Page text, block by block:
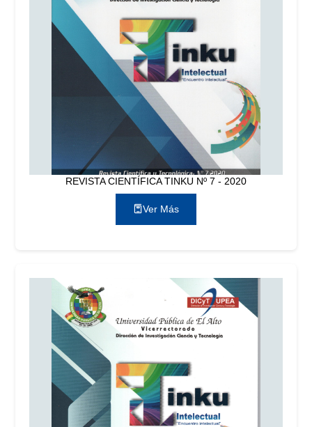
REVISTA CIENTÍFICA TINKU Nº 7 - 2020
Ver Más